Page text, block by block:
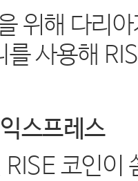
위해 다리
를 사용해
스프레스
RISE 코인이